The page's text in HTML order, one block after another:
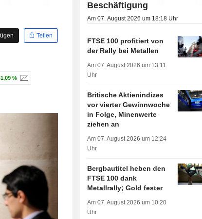
Teilen
%
Beschäftigung
Am 07. August 2026 um 18:18 Uhr
FTSE 100 profitiert von
der Rally bei Metallen
Am 07. August 2026 um 13:11
Uhr
Britische Aktienindizes
vor vierter Gewinnwoche
in Folge, Minenwerte
ziehen an
Am 07. August 2026 um 12:24
Uhr
Bergbautitel heben den
FTSE 100 dank
Metallrally; Gold fester
Am 07. August 2026 um 10:20
Uhr